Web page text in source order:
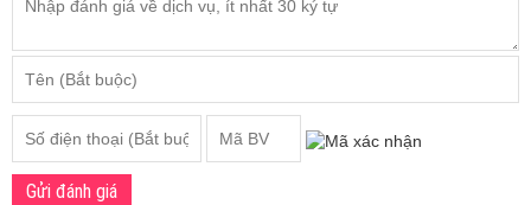
Gửi đánh giá